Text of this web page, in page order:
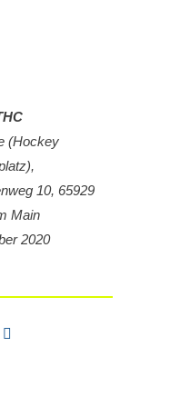
(Hockey
10, 65929
Main
2020